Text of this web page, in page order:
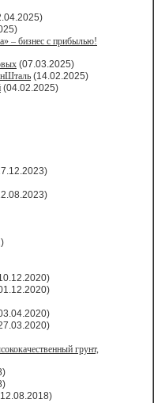
– бизнес с прибылью!
(07.03.2025)
(14.02.2025)
(04.02.2025)
грунт,